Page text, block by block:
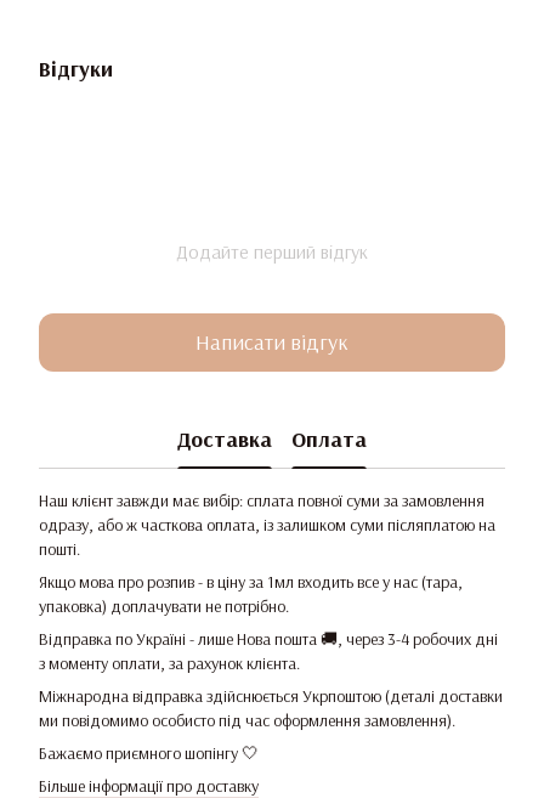
Відгуки
Додайте перший відгук
Написати відгук
Доставка Оплата
Наш клієнт завжди має вибір: сплата повної суми за замовлення
одразу, або ж часткова оплата, із залишком суми післяплатою на
пошті.
Якщо мова про розпив - в ціну за 1мл входить все у нас (тара,
упаковка) доплачувати не потрібно.
Відправка по Україні - лише Нова пошта 🚚, через 3-4 робочих дні
з моменту оплати, за рахунок клієнта.
Міжнародна відправка здійснюється Укрпоштою (деталі доставки
ми повідомимо особисто під час оформлення замовлення).
Бажаємо приємного шопінгу 🤍
Більше інформації про доставку